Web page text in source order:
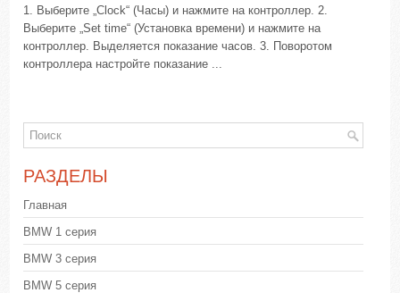
1. Выберите „Clock“ (Часы) и нажмите на контроллер. 2.
Выберите „Set time“ (Установка времени) и нажмите на
контроллер. Выделяется показание часов. 3. Поворотом
контроллера настройте показание ...
РАЗДЕЛЫ
Главная
BMW 1 серия
BMW 3 серия
BMW 5 серия